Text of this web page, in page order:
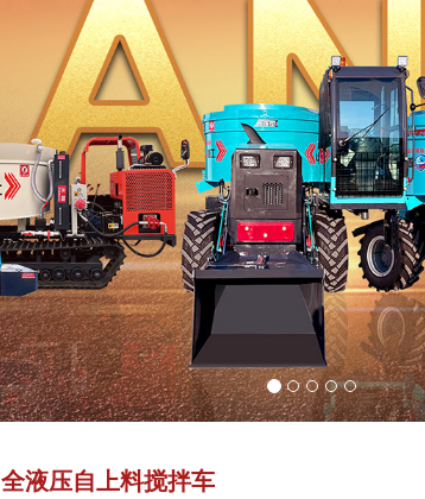
全液压自上料搅拌车